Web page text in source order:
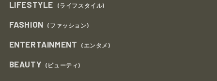
LIFESTYLE (ライフスタイル)
FASHION (ファッション)
ENTERTAINMENT (エンタメ)
BEAUTY (ビューティ)